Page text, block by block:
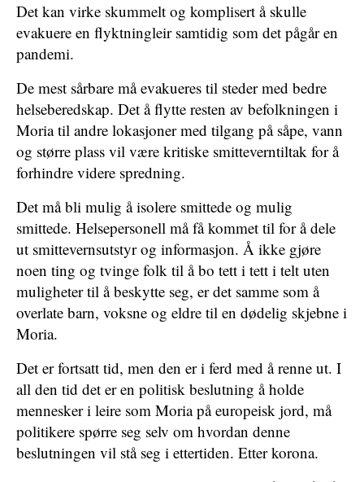
Det kan virke skummelt og komplisert å skulle
evakuere en flyktningleir samtidig som det pågår en
pandemi.
De mest sårbare må evakueres til steder med bedre
helseberedskap. Det å flytte resten av befolkningen i
Moria til andre lokasjoner med tilgang på såpe, vann
og større plass vil være kritiske smitteverntiltak for å
forhindre videre spredning.
Det må bli mulig å isolere smittede og mulig
smittede. Helsepersonell må få kommet til for å dele
ut smittevernsutstyr og informasjon. Å ikke gjøre
noen ting og tvinge folk til å bo tett i tett i telt uten
muligheter til å beskytte seg, er det samme som å
overlate barn, voksne og eldre til en dødelig skjebne i
Moria.
Det er fortsatt tid, men den er i ferd med å renne ut. I
all den tid det er en politisk beslutning å holde
mennesker i leire som Moria på europeisk jord, må
politikere spørre seg selv om hvordan denne
beslutningen vil stå seg i ettertiden. Etter korona.